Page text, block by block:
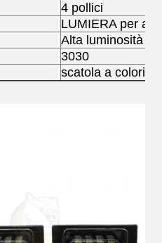
4 pollici
LUMIERA per
Alta luminosità
3030
scatola a colori